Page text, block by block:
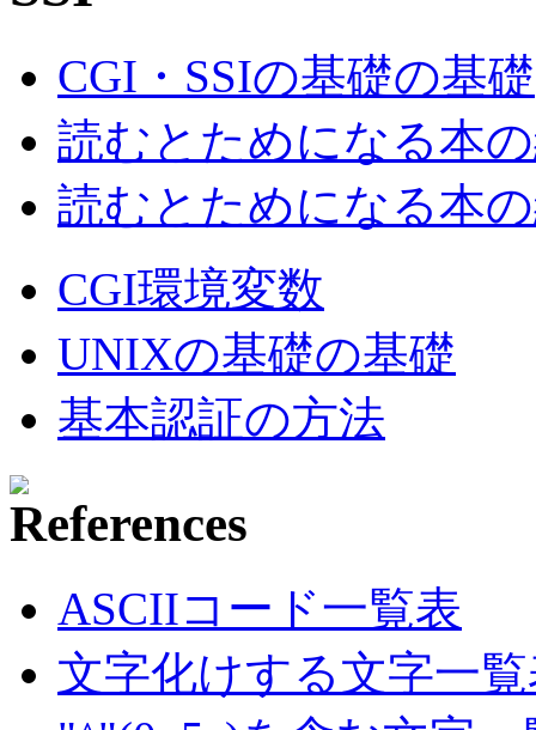
CGI・SSIの基礎の基礎
読むとためになる本
読むとためになる本
CGI環境変数
UNIXの基礎の基礎
基本認証の方法
ASCIIコード一覧表
文字化けする文字一